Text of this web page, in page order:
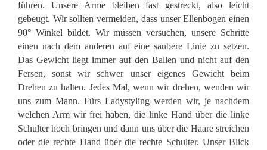
führen. Unsere Arme bleiben fast gestreckt, also leicht
gebeugt. Wir sollten vermeiden, dass unser Ellenbogen einen
90° Winkel bildet. Wir müssen versuchen, unsere Schritte
einen nach dem anderen auf eine saubere Linie zu setzen.
Das Gewicht liegt immer auf den Ballen und nicht auf den
Fersen, sonst wir schwer unser eigenes Gewicht beim
Drehen zu halten. Jedes Mal, wenn wir drehen, wenden wir
uns zum Mann. Fürs Ladystyling werden wir, je nachdem
welchen Arm wir frei haben, die linke Hand über die linke
Schulter hoch bringen und dann uns über die Haare streichen
oder die rechte Hand über die rechte Schulter. Unser Blick